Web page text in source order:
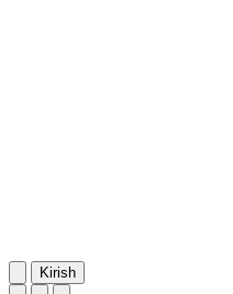
Kirish